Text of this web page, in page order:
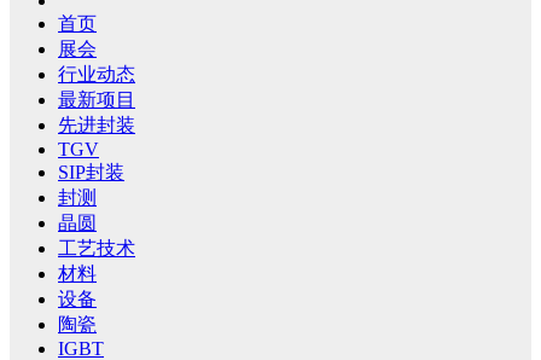
首页
展会
行业动态
最新项目
先进封装
TGV
SIP封装
封测
晶圆
工艺技术
材料
设备
陶瓷
IGBT